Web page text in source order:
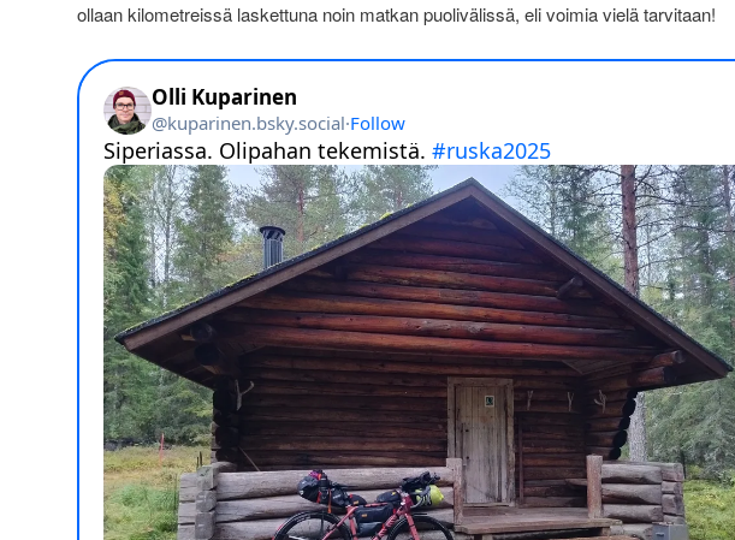
ollaan kilometreissä laskettuna noin matkan puolivälissä, eli voimia vielä tarvitaan!